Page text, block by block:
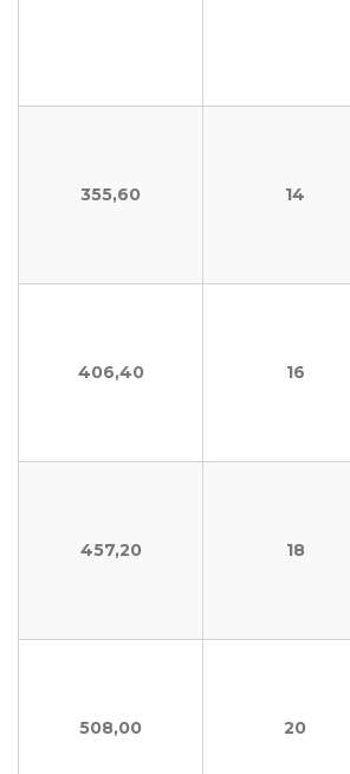
355,60 14
406,40 16
457,20 18
508,00 20